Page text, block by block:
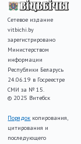
Сетевое издание
vitbichi.by
зарегистрировано
Министерством
информации
Республики Беларусь
24.06.19 в Госреестре
СМИ за № 15.
© 2025 Витебск
Порядок копирования,
цитирования и
последующего